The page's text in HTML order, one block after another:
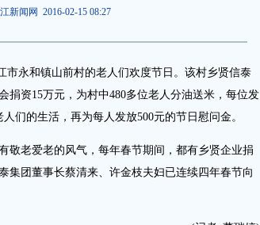
新闻网 2016-02-15 08:27
永和镇山前村的老人们欢度节日。该村乡贤信泰
捐资15万元，为村中480多位老人分油送米，每位发
们的生活，再为每人发放500元的节日慰问金。
老爱老的风气，每年春节期间，都有乡贤企业捐
集团董事长蔡清来、许金枝夫妇已连续四年春节向